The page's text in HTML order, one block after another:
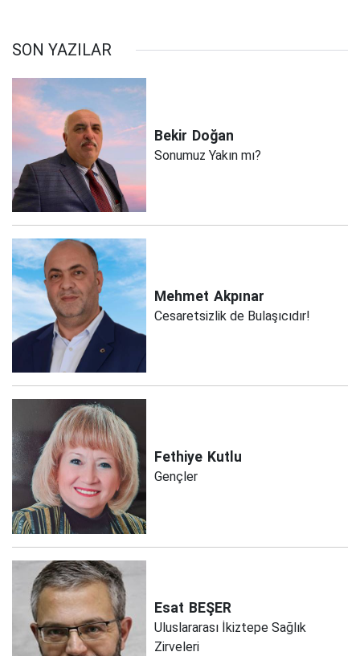
SON YAZILAR
Bekir Doğan
Sonumuz Yakın mı?
Mehmet Akpınar
Cesaretsizlik de Bulaşıcıdır!
Fethiye Kutlu
Gençler
Esat BEŞER
Uluslararası İkiztepe Sağlık
Zirveleri